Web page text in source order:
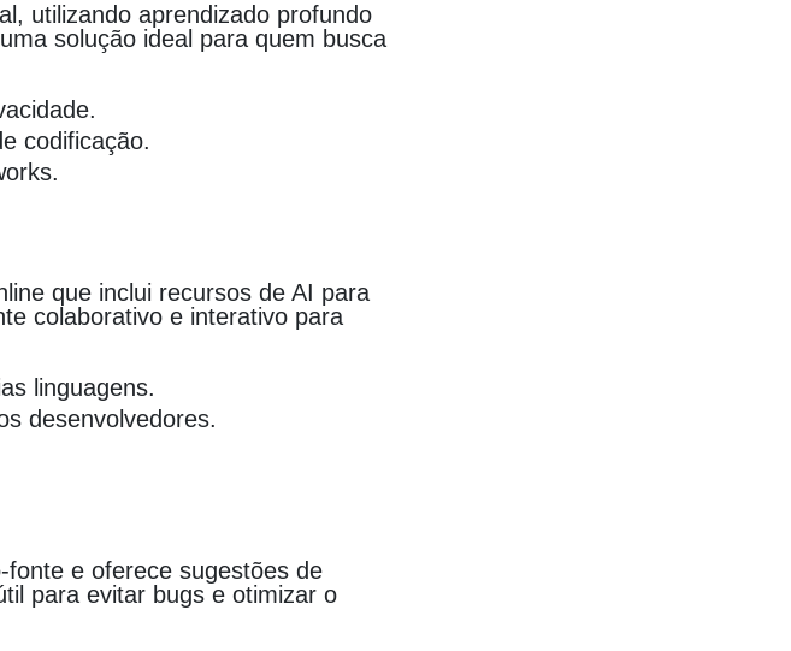
utilizando aprendizado profundo
solução ideal para quem busca
codificação.
que inclui recursos de AI para
colaborativo e interativo para
linguagens.
desenvolvedores.
fonte e oferece sugestões de
para evitar bugs e otimizar o